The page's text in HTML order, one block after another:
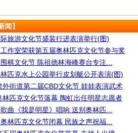
闻】
旅游文化节盛装行进表演举行(图)
作室荣获第五届奥林匹克文化节参与奖
棋文化节 陈祖德林海峰赛台专注...
匹克水上公园举行皮划艇公开表演(图)
外街道第二届CBD文化节 娃娃表演武术
林匹克文化节落幕 陶虹出任明星志愿者
曲《我是明星》唱响 送别奥林匹...
林匹克文化节闭幕 民族之声祝福...